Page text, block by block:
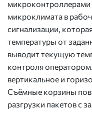
микроклимата в
сигнализации,
температуры от
выводит текущую
контроля
вертикальное и
Съёмные корзины
разгрузки пакетов с